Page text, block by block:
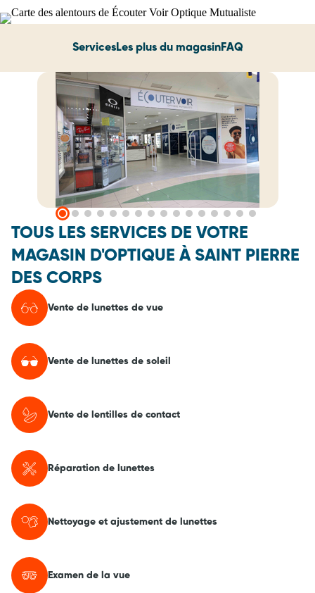
ServicesLes plus du magasinFAQ
TOUS LES SERVICES DE VOTRE
MAGASIN D'OPTIQUE À SAINT PIERRE
DES CORPS
Vente de lunettes de vue
Vente de lunettes de soleil
Vente de lentilles de contact
Réparation de lunettes
Nettoyage et ajustement de lunettes
Examen de la vue